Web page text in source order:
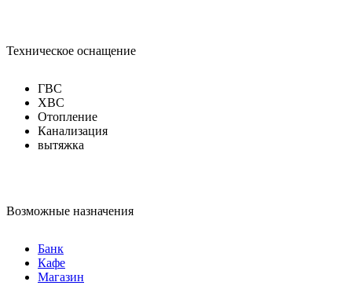
Техническое оснащение
ГВС
ХВС
Отопление
Канализация
вытяжка
Возможные назначения
Банк
Кафе
Магазин